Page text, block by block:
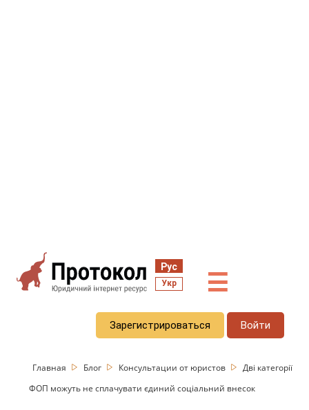
Рус
Укр ☰
Зарегистрироваться Войти
Главная Блог Консультации от юристов
Дві категорії
ФОП можуть не сплачувати єдиний соціальний внесок